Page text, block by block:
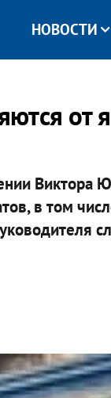
НОВОСТИ
от
Виктора
в том